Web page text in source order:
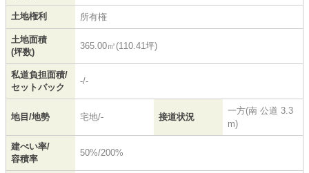
土地権利 所有権
土地面積
(坪数)
365.00㎡(110.41坪)
私道負担面積/
セットバック
-/-
地目/地勢 宅地/- 接道状況
一方(南 公道 3.3
m)
建ぺい率/
容積率
50%/200%